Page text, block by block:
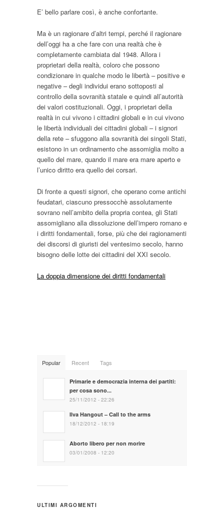
E’ bello parlare così, è anche confortante.
Ma è un ragionare d’altri tempi, perché il ragionare
dell’oggi ha a che fare con una realtà che è
completamente cambiata dal 1948. Allora i
proprietari della realtà, coloro che possono
condizionare in qualche modo le libertà – positive e
negative – degli individui erano sottoposti al
controllo della sovranità statale e quindi all’autorità
dei valori costituzionali. Oggi, i proprietari della
realtà in cui vivono i cittadini globali e in cui vivono
le libertà individuali dei cittadini globali – i signori
della rete – sfuggono alla sovranità dei singoli Stati,
esistono in un ordinamento che assomiglia molto a
quello del mare, quando il mare era mare aperto e
l’unico diritto era quello dei corsari.
Di fronte a questi signori, che operano come antichi
feudatari, ciascuno pressocchè assolutamente
sovrano nell’ambito della propria contea, gli Stati
assomigliano alla dissoluzione dell’impero romano e
i diritti fondamentali, forse, più che dei ragionamenti
dei discorsi di giuristi del ventesimo secolo, hanno
bisogno delle lotte dei cittadini del XXI secolo.
La doppia dimensione dei diritti fondamentali
Popular Recent Tags
Primarie e democrazia interna dei partiti:
per cosa sono...
25/11/2012 - 22:26
Ilva Hangout – Call to the arms
18/12/2012 - 18:19
Aborto libero per non morire
03/01/2008 - 12:20
ULTIMI ARGOMENTI